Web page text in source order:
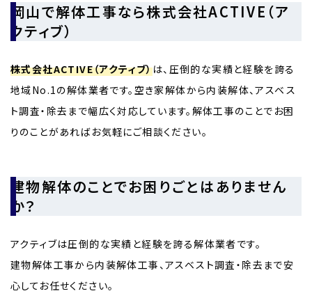
岡山で解体工事なら株式会社ACTIVE（ア
クティブ）
株式会社ACTIVE（アクティブ）は、圧倒的な実績と経験を誇る
地域No.1の解体業者です。空き家解体から内装解体、アスベス
ト調査・除去まで幅広く対応しています。解体工事のことでお困
りのことがあればお気軽にご相談ください。
建物解体のことでお困りごとはありません
か？
アクティブは圧倒的な実績と経験を誇る解体業者です。
建物解体工事から内装解体工事、アスベスト調査・除去まで安
心してお任せください。